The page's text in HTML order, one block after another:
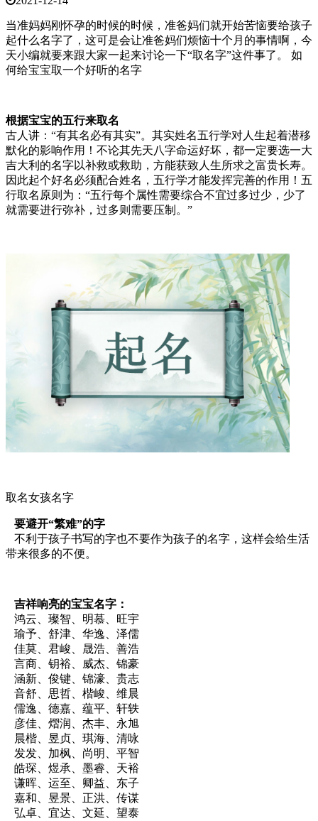
当准妈妈刚怀孕的时候的时候，准爸妈们就开始苦恼要给孩子
起什么名字了，这可是会让准爸妈们烦恼十个月的事情啊，今
天小编就要来跟大家一起来讨论一下“取名字”这件事了。 如
何给宝宝取一个好听的名字
根据宝宝的五行来取名
古人讲：“有其名必有其实”。其实姓名五行学对人生起着潜移
默化的影响作用！不论其先天八字命运好坏，都一定要选一大
吉大利的名字以补救或救助，方能获致人生所求之富贵长寿。
因此起个好名必须配合姓名，五行学才能发挥完善的作用！五
行取名原则为：“五行每个属性需要综合不宜过多过少，少了
就需要进行弥补，过多则需要压制。”
取名女孩名字
要避开“繁难”的字
不利于孩子书写的字也不要作为孩子的名字，这样会给生活
带来很多的不便。
吉祥响亮的宝宝名字：
鸿云、璨智、明慕、旺宇
瑜予、舒津、华逸、泽儒
佳莫、君峻、晟浩、善浩
言商、钥裕、威杰、锦豪
涵新、俊键、锦濠、贵志
音舒、思哲、楷峻、维晨
儒逸、德嘉、蕴平、轩轶
彦佳、熠润、杰丰、永旭
晨楷、昱贞、琪海、清咏
发发、加枫、尚明、平智
皓琛、煜承、墨睿、天裕
谦晖、运至、卿益、东子
嘉和、昱景、正洪、传谋
弘卓、宜达、文延、望泰